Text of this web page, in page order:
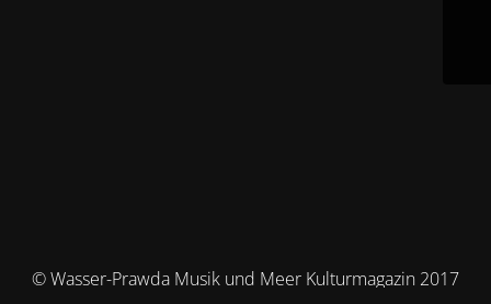
© Wasser-Prawda Musik und Meer Kulturmagazin 2017